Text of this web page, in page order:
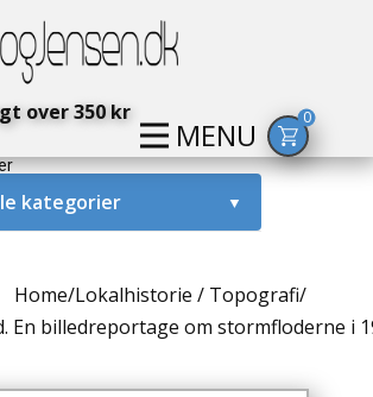
MENU
over 350 kr 0
kategorier ▼
/ USA
Home/Lokalhistorie / Topografi/
En billedreportage om stormfloderne i